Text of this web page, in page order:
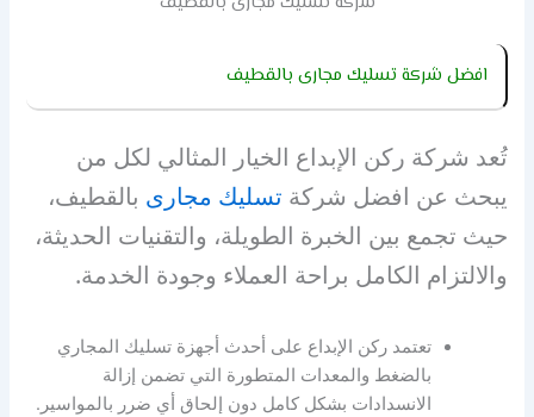
افضل شركة تسليك مجارى بالقطيف
تُعد شركة ركن الإبداع الخيار المثالي لكل من
يبحث عن افضل شركة تسليك مجارى بالقطيف،
حيث تجمع بين الخبرة الطويلة، والتقنيات الحديثة،
والالتزام الكامل براحة العملاء وجودة الخدمة.
تعتمد ركن الإبداع على أحدث أجهزة تسليك المجاري
بالضغط والمعدات المتطورة التي تضمن إزالة
الانسدادات بشكل كامل دون إلحاق أي ضرر بالمواسير.